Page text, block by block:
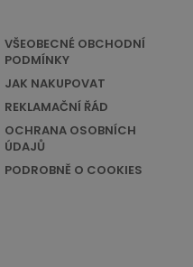
VŠEOBECNÉ OBCHODNÍ
PODMÍNKY
JAK NAKUPOVAT
REKLAMAČNÍ ŘÁD
OCHRANA OSOBNÍCH
ÚDAJŮ
PODROBNĚ O COOKIES